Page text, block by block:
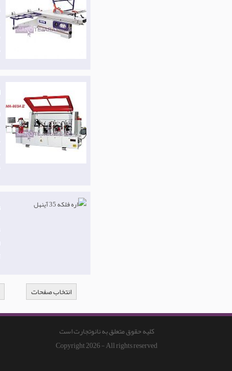
انتخاب صفحات
کلیه حقوق متعلق به نانوتجارت است
Copyright 2026 - All rights reserved